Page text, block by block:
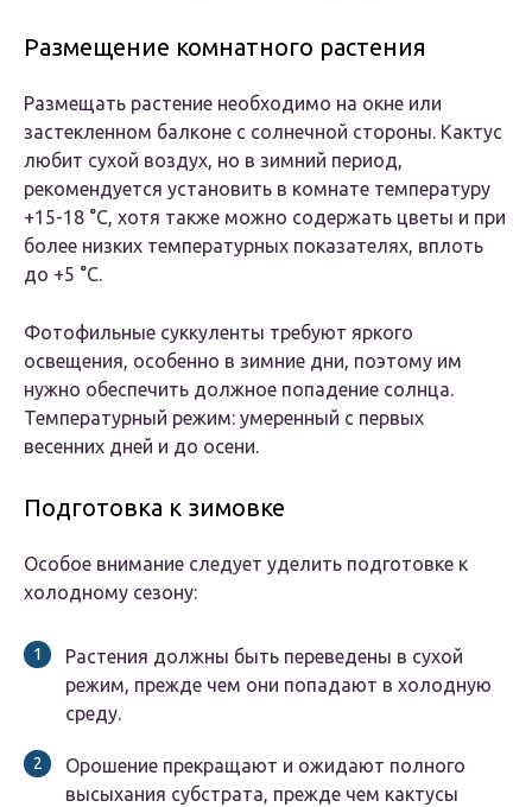
Размещение комнатного растения
Размещать растение необходимо на окне или
застекленном балконе с солнечной стороны. Кактус
любит сухой воздух, но в зимний период,
рекомендуется установить в комнате температуру
+15-18 °С, хотя также можно содержать цветы и при
более низких температурных показателях, вплоть
до +5 °С.
Фотофильные суккуленты требуют яркого
освещения, особенно в зимние дни, поэтому им
нужно обеспечить должное попадение солнца.
Температурный режим: умеренный с первых
весенних дней и до осени.
Подготовка к зимовке
Особое внимание следует уделить подготовке к
холодному сезону:
Растения должны быть переведены в сухой
режим, прежде чем они попадают в холодную
среду.
Орошение прекращают и ожидают полного
высыхания субстрата, прежде чем кактусы